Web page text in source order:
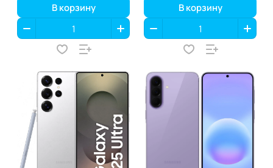
В корзину В корзину